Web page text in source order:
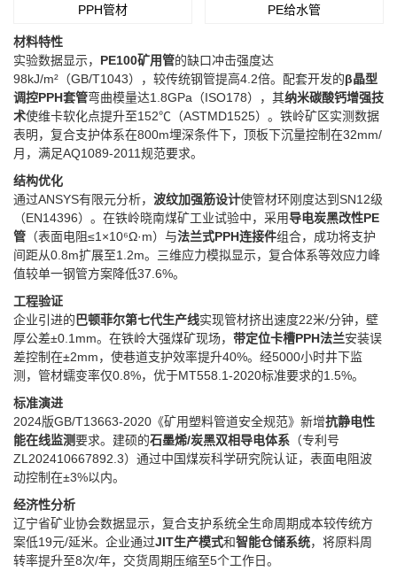
PPH管材 PE给水管
材料特性​
实验数据显示，​ ​PE100矿用管​​的缺口冲击强度达
98kJ/m²（GB/T1043），较传统钢管提高4.2倍。配套开发的​​β晶型
调控PPH套管​​弯曲模量达1.8GPa（ISO178），其​​纳米碳酸钙增强技
术​​使维卡软化点提升至152℃（ASTMD1525）。铁岭矿区实测数据
表明，复合支护体系在800m埋深条件下，顶板下沉量控制在32mm/
月，满足AQ1089-2011规范要求。
​结构优化​
通过ANSYS有限元分析，​ ​波纹加强筋设计​​使管材环刚度达到SN12级
（EN14396）。在铁岭晓南煤矿工业试验中，采用​​导电炭黑改性PE
管​ ​（表面电阻≤1×10⁶Ω·m）与​​法兰式PPH连接件​​组合，成功将支护
间距从0.8m扩展至1.2m。三维应力模拟显示，复合体系等效应力峰
值较单一钢管方案降低37.6%。
​工程验证​
企业引进的​ ​巴顿菲尔第七代生产线​​实现管材挤出速度22米/分钟，壁
厚公差±0.1mm。在铁岭大强煤矿现场，​ ​带定位卡槽PPH法兰​​安装误
差控制在±2mm，使巷道支护效率提升40%。经5000小时井下监
测，管材蠕变率仅0.8%，优于MT558.1-2020标准要求的1.5%。
​标准演进​
2024版GB/T13663-2020《矿用塑料管道安全规范》新增​​抗静电性
能在线监测​​要求。建硕的​​石墨烯/炭黑双相导电体系​ ​（专利号
ZL202410667892.3）通过中国煤炭科学研究院认证，表面电阻波
动控制在±3%以内。
​经济性分析​
辽宁省矿业协会数据显示，复合支护系统全生命周期成本较传统方
案低19元/延米。企业通过​​JIT生产模式​​和​​智能仓储系统​​，将原料周
转率提升至8次/年，交货周期压缩至5个工作日。